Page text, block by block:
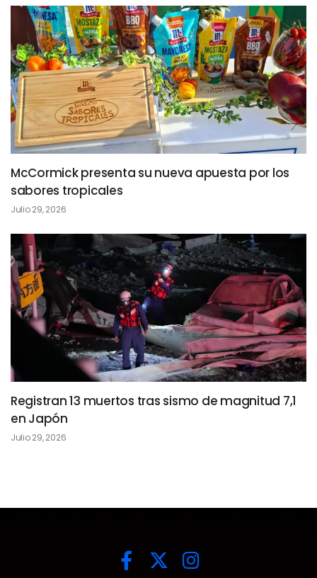
McCormick presenta su nueva apuesta por los
sabores tropicales
Julio 29, 2026
Registran 13 muertos tras sismo de magnitud 7,1
en Japón
Julio 29, 2026